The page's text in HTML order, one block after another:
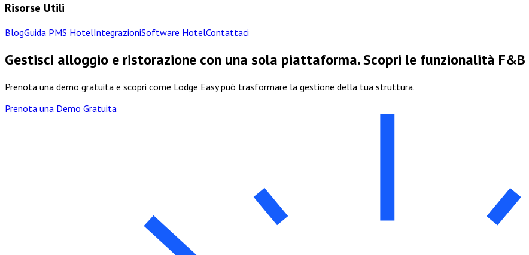
Risorse Utili
BlogGuida PMS HotelIntegrazioniSoftware HotelContattaci
Gestisci alloggio e ristorazione con una sola piattaforma. Scopri le funzionalità F&B
Prenota una demo gratuita e scopri come Lodge Easy può trasformare la gestione della tua struttura.
Prenota una Demo Gratuita